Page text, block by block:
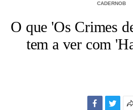
CADERNOB
O que 'Os Crimes
tem a ver com